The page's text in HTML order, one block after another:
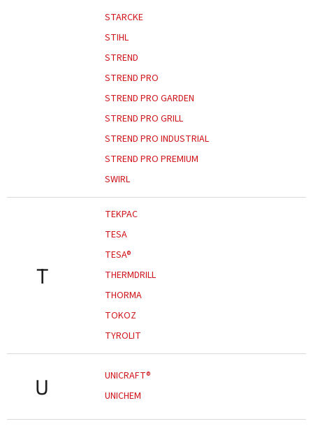
STARCKE
STIHL
STREND
STREND PRO
STREND PRO GARDEN
STREND PRO GRILL
STREND PRO INDUSTRIAL
STREND PRO PREMIUM
SWIRL
T
TEKPAC
TESA
TESA®
THERMDRILL
THORMA
TOKOZ
TYROLIT
U
UNICRAFT®
UNICHEM